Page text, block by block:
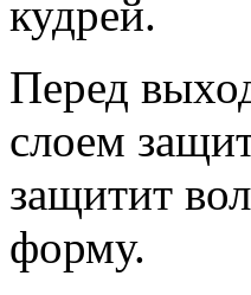
кудрей.
Перед
слоем
защитит
форму.